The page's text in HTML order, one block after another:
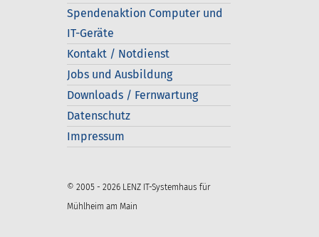
Spendenaktion Computer und
IT-Geräte
Kontakt / Notdienst
Jobs und Ausbildung
Downloads / Fernwartung
Datenschutz
Impressum
© 2005 - 2026 LENZ IT-Systemhaus für
Mühlheim am Main